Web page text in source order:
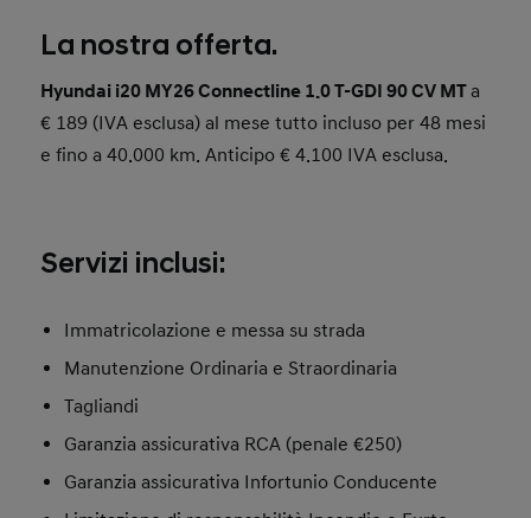
La nostra offerta.
Hyundai i20 MY26 Connectline 1.0 T-GDI 90 CV MTa
€ 189 (IVA esclusa) al mese tutto incluso per 48 mesi
e fino a 40.000 km. Anticipo € 4.100 IVA esclusa.
Servizi inclusi:
Immatricolazione e messa su strada
Manutenzione Ordinaria e Straordinaria
Tagliandi
Garanzia assicurativa RCA (penale €250)
Garanzia assicurativa Infortunio Conducente